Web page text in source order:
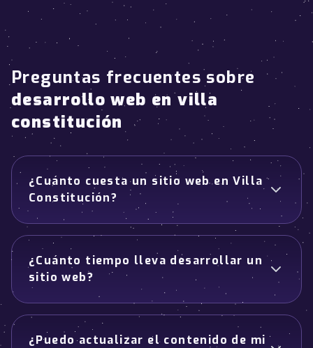
Preguntas frecuentes sobre
desarrollo web en villa
constitución
¿Cuánto cuesta un sitio web en Villa
Constitución?
¿Cuánto tiempo lleva desarrollar un
sitio web?
¿Puedo actualizar el contenido de mi